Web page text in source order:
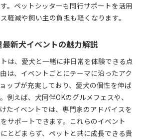
。ペットシッターも同行サポートを活用
軽減や飼い主の負担も軽くなります。
新犬イベントの魅力解説
は、愛犬と一緒に非日常を体験できる点
は、イベントごとにテーマに沿ったアク
ップが充実しており、愛犬の個性を伸ば
例えば、犬同伴OKのグルメフェスや、
たイベントでは、専門家のアドバイスを
サポートできます。これらのイベント
とどまらず、ペットと共に成長できる貴